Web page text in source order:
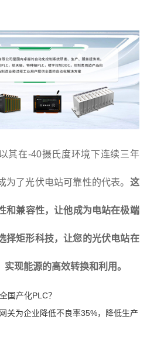
以其在-40摄氏度环境下连续三年
了光伏电站可靠性的代表。 这
和兼容性，让他成为电站在极端
择矩形科技，让您的光伏电站在
现能源的高效转换和利用。
国产化PLC？
关为企业降低不良率35%，降低生产